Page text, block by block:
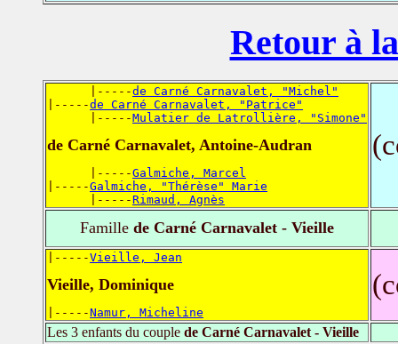
Retour à
      |-----
de Carné Carnavalet, "Michel"
|-----de Carné Carnavalet, "Patrice"
      |-----
Mulatier de Latrollière, "Simone"
de Carné Carnavalet, Antoine-Audran
      |-----
Galmiche, Marcel
|-----Galmiche, "Thérèse" Marie
      |-----
Rimaud, Agnès
Famille de Carné Carnavalet - Vieille
|-----Vieille, Jean
Vieille, Dominique
|-----Namur, Micheline
Les 3 enfants du couple de Carné Carnavalet - Vieille